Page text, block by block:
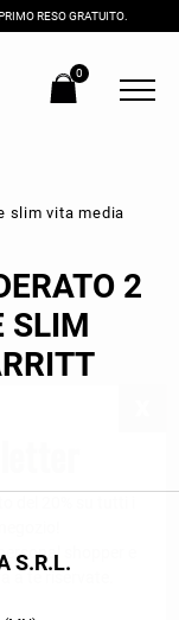
RESO GRATUITO.
0
slim vita media
2
SLIM
S.R.L.shopper e
a te riservate.